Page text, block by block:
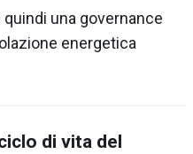
una governance
energetica
di vita del